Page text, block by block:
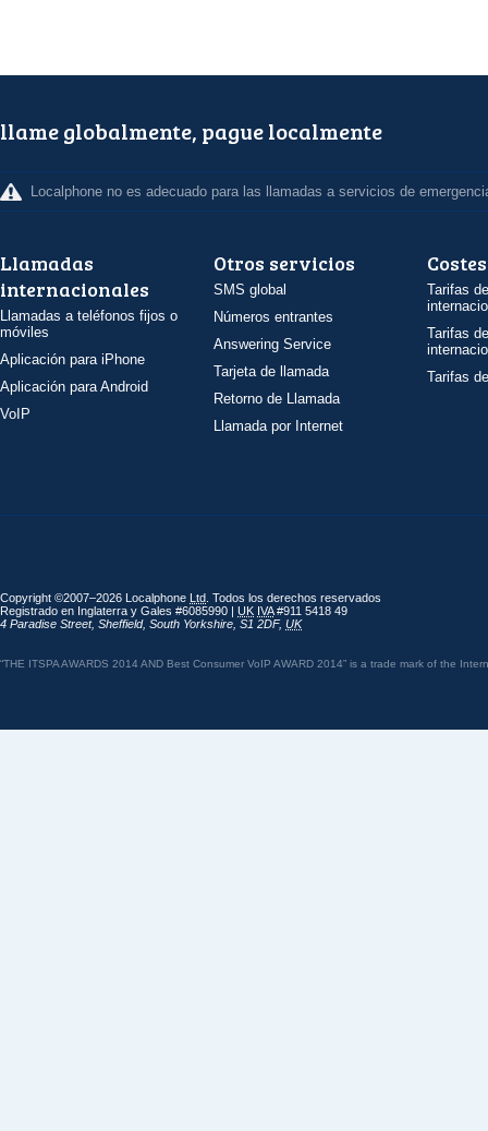
llame globalmente, pague localmente
Localphone no es adecuado para las llamadas a servicios de
Llamadas
internacionales
Llamadas a teléfonos fijos o
móviles
Aplicación para iPhone
Aplicación para Android
VoIP
Otros servicios
SMS global
Números entrantes
Answering Service
Tarjeta de llamada
Retorno de Llamada
Llamada por Internet
Costes
Tarifas
Tarifas
Tarifas
Copyright ©2007–2026 Localphone Ltd . Todos los derechos reservados
Registrado en Inglaterra y Gales #6085990 | UK IVA#911 5418 49
4 Paradise Street, Sheffield, South Yorkshire S1 2DF, UK
“THE ITSPA AWARDS 2014 AND Best Consumer VoIP AWARD 2014” is a trade mark of the